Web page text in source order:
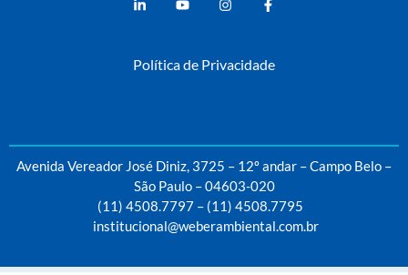
Política de Privacidade
Avenida Vereador José Diniz, 3725 – 12º andar – Campo Belo –
São Paulo – 04603-020
(11) 4508.7797– (11) 4508.7795
institucional@weberambiental.com.br